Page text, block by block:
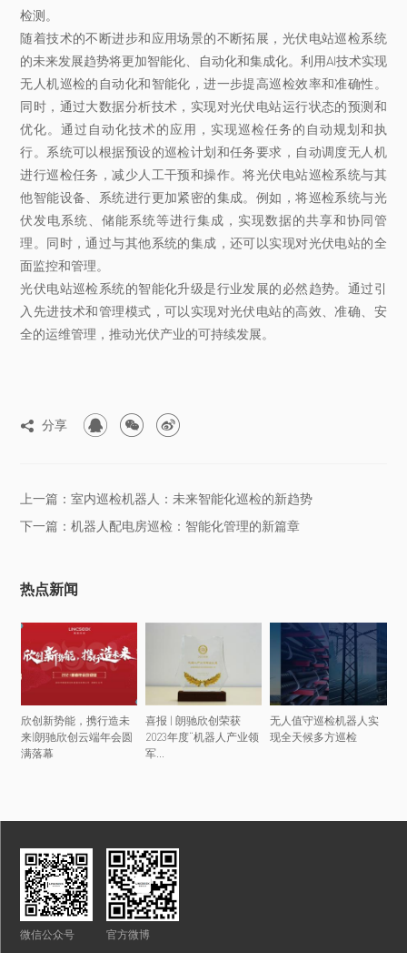
检测。
随着技术的不断进步和应用场景的不断拓展，光伏电站巡检系统
的未来发展趋势将更加智能化、自动化和集成化。利用AI技术实现
无人机巡检的自动化和智能化，进一步提高巡检效率和准确性。
同时，通过大数据分析技术，实现对光伏电站运行状态的预测和
优化。通过自动化技术的应用，实现巡检任务的自动规划和执
行。系统可以根据预设的巡检计划和任务要求，自动调度无人机
进行巡检任务，减少人工干预和操作。将光伏电站巡检系统与其
他智能设备、系统进行更加紧密的集成。例如，将巡检系统与光
伏发电系统、储能系统等进行集成，实现数据的共享和协同管
理。同时，通过与其他系统的集成，还可以实现对光伏电站的全
面监控和管理。
光伏电站巡检系统的智能化升级是行业发展的必然趋势。通过引
入先进技术和管理模式，可以实现对光伏电站的高效、准确、安
全的运维管理，推动光伏产业的可持续发展。
 分享   
上一篇：室内巡检机器人：未来智能化巡检的新趋势
下一篇：机器人配电房巡检：智能化管理的新篇章
热点新闻
欣创新势能，携行造未
来|朗驰欣创云端年会圆
满落幕
喜报 | 朗驰欣创荣获
2023年度“机器人产业领
军...
无人值守巡检机器人实
现全天候多方巡检
微信公众号 官方微博